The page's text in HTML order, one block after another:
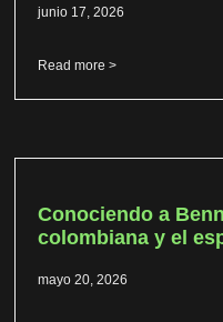
junio 17, 2026
Read more >
Conociendo a
colombiana y el
mayo 20, 2026